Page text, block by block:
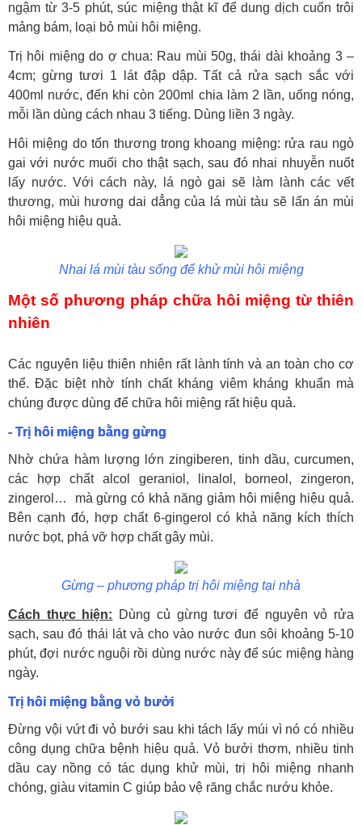
ngậm từ 3-5 phút, súc miệng thật kĩ để dung dịch cuốn trôi
mảng bám, loại bỏ mùi hôi miệng.
Trị hôi miệng do ợ chua: Rau mùi 50g, thái dài khoảng 3 –
4cm; gừng tươi 1 lát đập dập. Tất cả rửa sạch sắc với
400ml nước, đến khi còn 200ml chia làm 2 lần, uống nóng,
mỗi lần dùng cách nhau 3 tiếng. Dùng liền 3 ngày.
Hôi miệng do tổn thương trong khoang miệng: rửa rau ngò
gai với nước muối cho thật sạch, sau đó nhai nhuyễn nuốt
lấy nước. Với cách này, lá ngò gai sẽ làm lành các vết
thương, mùi hương dai dẳng của lá mùi tàu sẽ lấn án mùi
hôi miệng hiệu quả.
Nhai lá mùi tàu sống để khử mùi hôi miệng
Một số phương pháp chữa hôi miệng từ thiên
nhiên
Các nguyên liệu thiên nhiên rất lành tính và an toàn cho cơ
thể. Đặc biệt nhờ tính chất kháng viêm kháng khuẩn mà
chúng được dùng để chữa hôi miệng rất hiệu quả.
- Trị hôi miệng bằng gừng
Nhờ chứa hàm lượng lớn zingiberen, tinh dầu, curcumen,
các hợp chất alcol geraniol, linalol, borneol, zingeron,
zingerol… mà gừng có khả năng giảm hôi miệng hiệu quả.
Bên cạnh đó, hợp chất 6-gingerol có khả năng kích thích
nước bọt, phá vỡ hợp chất gây mùi.
Gừng – phương pháp trị hôi miệng tại nhà
Cách thực hiện: Dùng củ gừng tươi để nguyên vỏ rửa
sạch, sau đó thái lát và cho vào nước đun sôi khoảng 5-10
phút, đợi nước nguội rồi dùng nước này để súc miệng hàng
ngày.
Trị hôi miệng bằng vỏ bưởi
Đừng vội vứt đi vỏ bưới sau khi tách lấy múi vì nó có nhiều
công dụng chữa bệnh hiệu quả. Vỏ bưởi thơm, nhiều tinh
dầu cay nồng có tác dụng khử mùi, trị hôi miệng nhanh
chóng, giàu vitamin C giúp bảo vệ răng chắc nướu khỏe.